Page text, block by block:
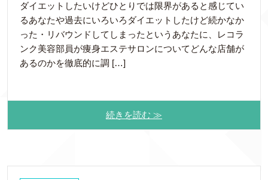
ダイエットしたいけどひとりでは限界があると感じてい
るあなたや過去にいろいろダイエットしたけど続かなか
った・リバウンドしてしまったというあなたに、レコラ
ンク美容部員が痩身エステサロンについてどんな店舗が
あるのかを徹底的に調 […]
続きを読む ≫